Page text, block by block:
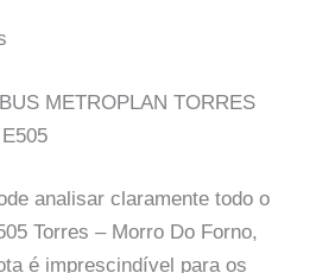
METROPLAN TORRES
analisar claramente todo o
Torres – Morro Do Forno,
é imprescindível para os